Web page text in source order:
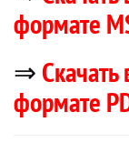
формате
⇒
формате